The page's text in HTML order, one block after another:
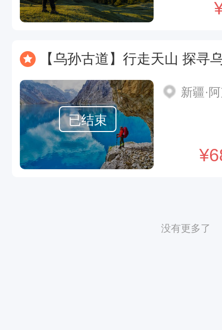
【乌孙古道】行走天山 探寻乌孙部落
已结束
新疆·
¥
没有更多了